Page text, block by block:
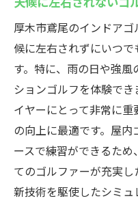
厚木市鳶尾のインドアゴ
候に左右されずにいつ
す。特に、雨の日や強
ションゴルフを体験で
イヤーにとって非常に
の向上に最適です。屋
ースで練習ができるた
てのゴルファーが充実
新技術を駆使したシミ